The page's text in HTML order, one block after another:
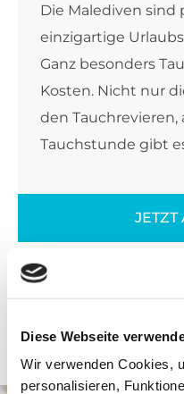
Diese Webseite
Wir verwenden Cookies,
personalisieren,
Die Malediven sind
einzigartige
Ganz besonders
Kosten. Nicht nur
den Tauchrevieren,
Tauchstunde gibt
JETZT